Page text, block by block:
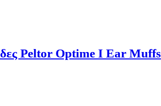
Peltor Optime I Ear Muffs